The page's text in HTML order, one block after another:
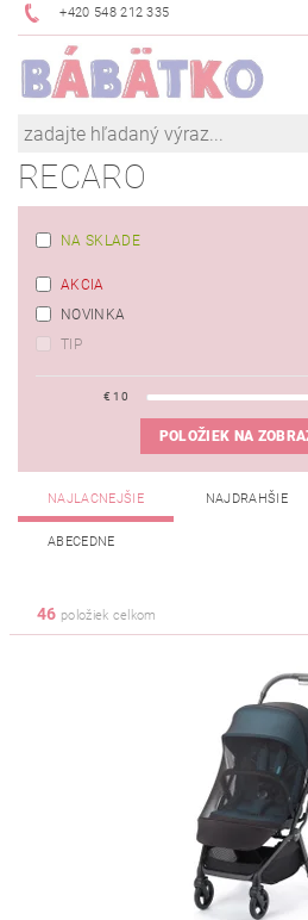
+420 548 212 335
RECARO
NA SKLADE
AKCIA
NOVINKA
TIP
€10
POLOŽIEK NA
NAJLACNEJŠIE NAJDRAHŠIE
ABECEDNE
46 položiek celkom